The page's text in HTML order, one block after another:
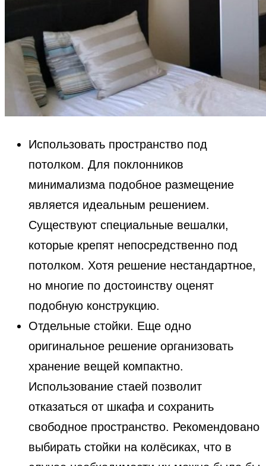
Использовать пространство под
потолком. Для поклонников
минимализма подобное размещение
является идеальным решением.
Существуют специальные вешалки,
которые крепят непосредственно под
потолком. Хотя решение нестандартное,
но многие по достоинству оценят
подобную конструкцию.
Отдельные стойки. Еще одно
оригинальное решение организовать
хранение вещей компактно.
Использование стаей позволит
отказаться от шкафа и сохранить
свободное пространство. Рекомендовано
выбирать стойки на колёсиках, что в